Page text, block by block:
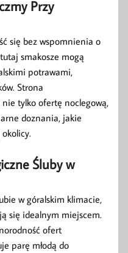
Przy
się bez wspomnienia o
smakosze mogą
potrawami,
Strona
tylko ofertę noclegową,
doznania, jakie
Śluby w
w góralskim klimacie,
się idealnym miejscem.
ofert
parę młodą do